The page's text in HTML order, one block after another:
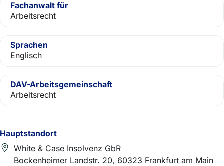
Hauptstandort
White & Case Insolvenz GbR
Bockenheimer Landstr. 20, 60323 Frankfurt am Main
Fachanwalt für
Arbeitsrecht
Sprachen
Englisch
DAV-Arbeitsgemeinschaft
Arbeitsrecht